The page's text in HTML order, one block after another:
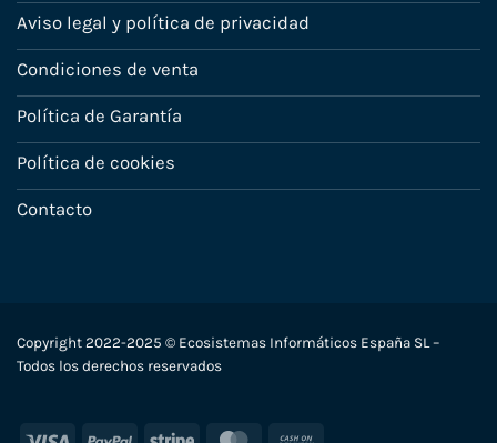
Aviso legal y política de privacidad
Condiciones de venta
Política de Garantía
Política de cookies
Contacto
Copyright 2022-2025 © Ecosistemas Informáticos España SL –
Todos los derechos reservados